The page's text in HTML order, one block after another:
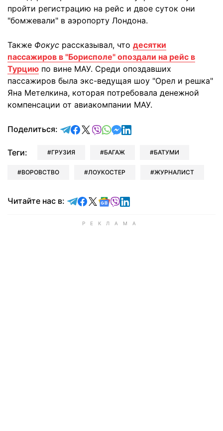
пройти регистрацию на рейс и двое суток они
"бомжевали" в аэропорту Лондона.
Также Фокус рассказывал, что десятки
пассажиров в "Борисполе" опоздали на рейс в
Турцию по вине МАУ. Среди опоздавших
пассажиров была экс-ведущая шоу "Орел и решка"
Яна Метелкина, которая потребовала денежной
компенсации от авиакомпании МАУ.
Поделиться: отправить в Telegram
поделиться в Facebook
поделиться в X
отправить в Viber
отправить в Whatsapp
отправить в Messenger
отправить в LinkedIn
Теги: ГРУЗИЯ БАГАЖ БАТУМИ
ВОРОВСТВО ЛОУКОСТЕР ЖУРНАЛИСТ
Читайте нас в: Читайте в Telegram
Читайте в Facebook
Читайте в X
Читайте в Google news
Читайте в Viber
Читайте в LinkedIn